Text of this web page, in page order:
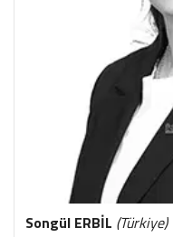
Songül ERBİL (Türkiye)